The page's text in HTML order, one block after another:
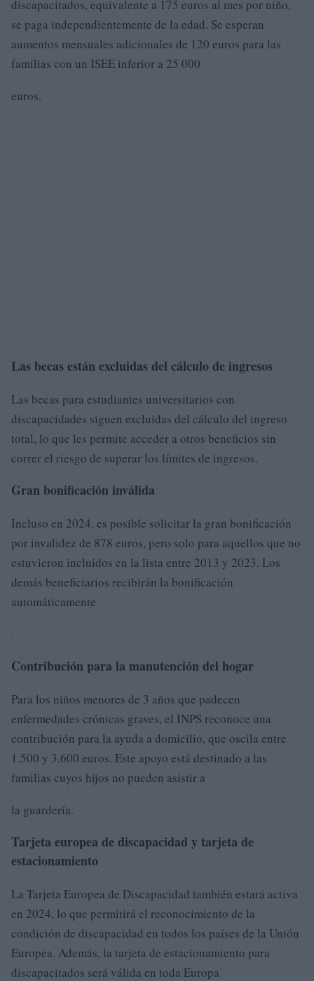
discapacitados, equivalente a 175 euros al mes por niño,
se paga independientemente de la edad. Se esperan
aumentos mensuales adicionales de 120 euros para las
familias con un ISEE inferior a 25 000
euros.
Las becas están excluidas del cálculo de ingresos
Las becas para estudiantes universitarios con
discapacidades siguen excluidas del cálculo del ingreso
total, lo que les permite acceder a otros beneficios sin
correr el riesgo de superar los límites de ingresos.
Gran bonificación inválida
Incluso en 2024, es posible solicitar la gran bonificación
por invalidez de 878 euros, pero solo para aquellos que no
estuvieron incluidos en la lista entre 2013 y 2023. Los
demás beneficiarios recibirán la bonificación
automáticamente
.
Contribución para la manutención del hogar
Para los niños menores de 3 años que padecen
enfermedades crónicas graves, el INPS reconoce una
contribución para la ayuda a domicilio, que oscila entre
1.500 y 3.600 euros. Este apoyo está destinado a las
familias cuyos hijos no pueden asistir a
la guardería.
Tarjeta europea de discapacidad y tarjeta de
estacionamiento
La Tarjeta Europea de Discapacidad también estará activa
en 2024, lo que permitirá el reconocimiento de la
condición de discapacidad en todos los países de la Unión
Europea. Además, la tarjeta de estacionamiento para
discapacitados será válida en toda Europa